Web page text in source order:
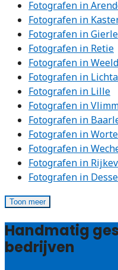
Fotografen in
Fotografen in
Fotografen in Gierle
Fotografen in Retie
Fotografen in
Fotografen in
Fotografen in Lille
Fotografen in
Fotografen in
Fotografen in
Fotografen in
Fotografen in
Fotografen in
Toon meer
Handmatig
bedrijven